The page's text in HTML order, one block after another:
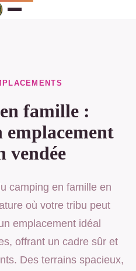
famille :
emplacement
vendée
camping en famille en
où votre tribu peut
emplacement idéal
offrant un cadre sûr et
Des terrains spacieux,